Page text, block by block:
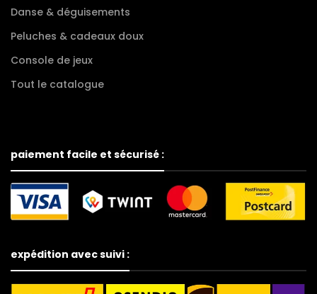
Danse & déguisements
Peluches & cadeaux doux
Console de jeux
Tout le catalogue
paiement facile et sécurisé :
expédition avec suivi :